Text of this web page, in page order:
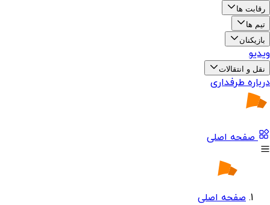
رقابت ها
تیم ها
بازیکنان
ویدیو
نقل و انتقالات
درباره طرفداری
صفحه اصلی
صفحه اصلی